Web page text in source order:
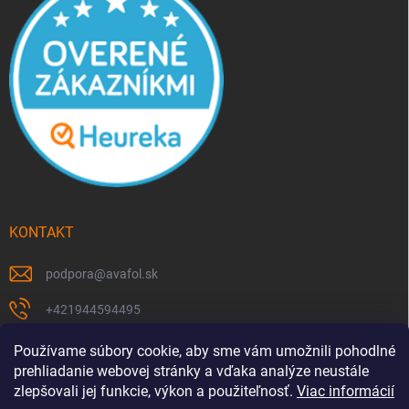
Používame súbory cookie, aby sme vám umožnili pohodlné
prehliadanie webovej stránky a vďaka analýze neustále
zlepšovali jej funkcie, výkon a použiteľnosť. Viac informácií
KONTAKT
podpora@avafol.sk
+421944594495
https://www.facebook.com/p/avafolsk-100091961793102/
avafol.sk/